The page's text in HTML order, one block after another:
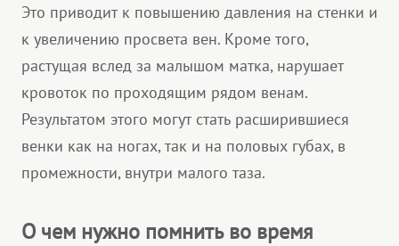
Это приводит к повышению давления на стенки и
к увеличению просвета вен. Кроме того,
растущая вслед за малышом матка, нарушает
кровоток по проходящим рядом венам.
Результатом этого могут стать расширившиеся
венки как на ногах, так и на половых губах, в
промежности, внутри малого таза.
О чем нужно помнить во время